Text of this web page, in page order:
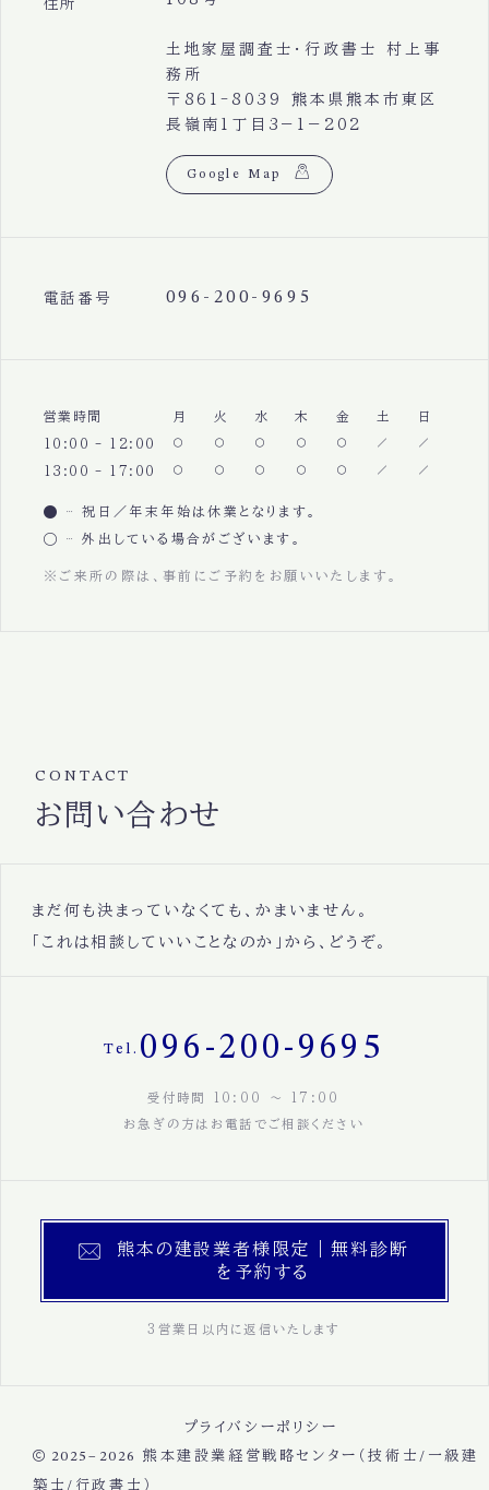
住所
土地家屋調査士・行政書士 村上事
務所
〒861-8039 熊本県熊本市東区
長嶺南1丁目3−1−202
Google Map
電話番号 096-200-9695
営業時間 月 火 水 木 金 土 日
10:00 - 12:00
13:00 - 17:00
祝日／年末年始は休業となります。
外出している場合がございます。
※ご来所の際は、事前にご予約をお願いいたします。
CONTACT
お問い合わせ
まだ何も決まっていなくても、かまいません。
「これは相談していいことなのか」から、どうぞ。
Tel. 096-200-9695
受付時間 10:00 〜 17:00
お急ぎの方はお電話でご相談ください
熊本の建設業者様限定｜無料診断
を予約する
3営業日以内に返信いたします
プライバシーポリシー
2025–2026 熊本建設業経営戦略センター（技術士/一級建
築士/行政書士）